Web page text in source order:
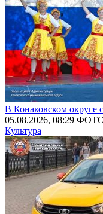
В Конаковском округе
05.08.2026, 08:29
Культура